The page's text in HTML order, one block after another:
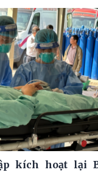
kích hoạt lại